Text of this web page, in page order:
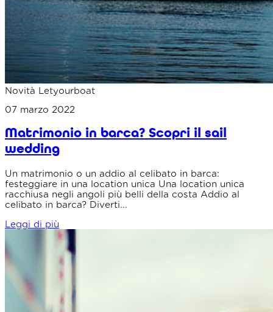
Novità Letyourboat
07 marzo 2022
Matrimonio in barca? Scopri il sail
wedding
Un matrimonio o un addio al celibato in barca:
festeggiare in una location unica Una location unica
racchiusa negli angoli più belli della costa Addio al
celibato in barca? Diverti...
Leggi di più